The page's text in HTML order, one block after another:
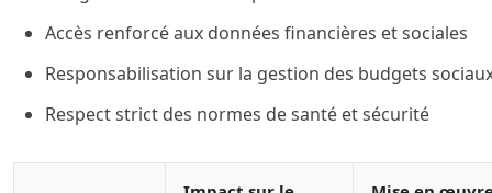
Accès renforcé aux données financières et sociales
Responsabilisation sur la gestion des budgets
Respect strict des normes de santé et sécurité